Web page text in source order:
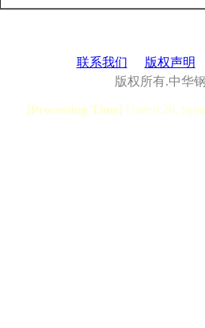
联系我们
版权声明
版权所有.中华
[Processing Time] User:0.28,